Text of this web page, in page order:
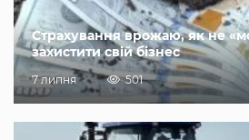
Страхування врожаю, як не
захистити свій бізнес
7 липня 501